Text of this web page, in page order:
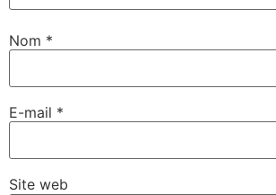
Nom *
E-mail *
Site web